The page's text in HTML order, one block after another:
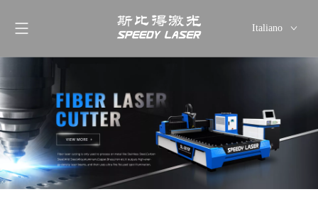
Italiano
Français
Pусский
Español